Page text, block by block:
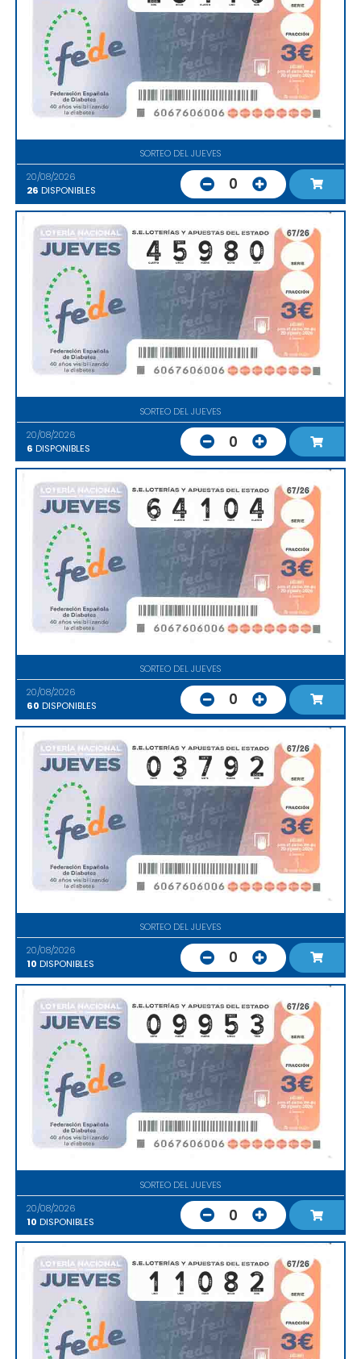
SORTEO DEL JUEVES
20/08/2026
26 DISPONIBLES 0
SORTEO DEL JUEVES
20/08/2026
6 DISPONIBLES 0
SORTEO DEL JUEVES
20/08/2026
60 DISPONIBLES 0
SORTEO DEL JUEVES
20/08/2026
10 DISPONIBLES 0
SORTEO DEL JUEVES
20/08/2026
10 DISPONIBLES 0